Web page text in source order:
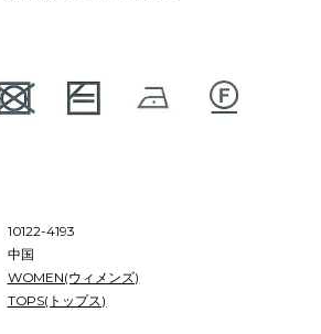
10122-4193
中国
WOMEN(ウィメンズ)
TOPS(トップス)